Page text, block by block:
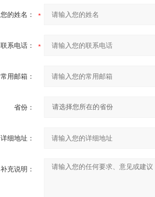
您的姓名：
联系电话：
常用邮箱：
省份：
详细地址：
补充说明：